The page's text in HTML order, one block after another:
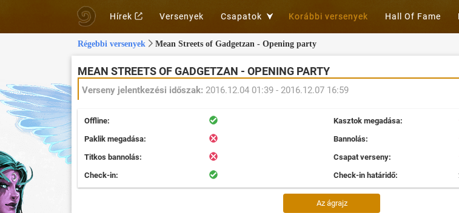
Hírek Versenyek Csapatok Korábbi versenyek Hall Of Fame
Régebbi versenyek Mean Streets of Gadgetzan - Opening party
MEAN STREETS OF GADGETZAN - OPENING PARTY
Verseny jelentkezési időszak: 2016.12.04 01:39 - 2016.12.07 16:59
Offline:
Kasztok megadása:
Paklik megadása:
Bannolás:
Titkos bannolás:
Csapat verseny:
Check-in:
Check-in határidő:
Az ágrajz